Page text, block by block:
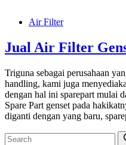
Air Filter
Jual Air Filter
Triguna sebagai perusahaan
handling, kami juga
dengan hal ini sparepart mulai
Spare Part genset pada
diganti dengan yang baru,